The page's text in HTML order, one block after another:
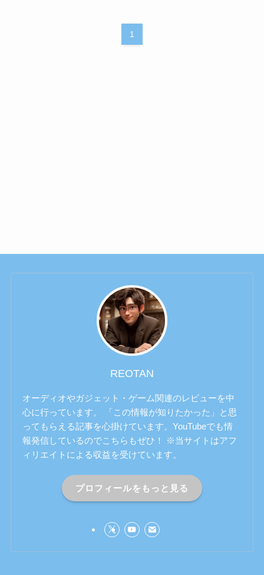
1
REOTAN
オーディオやガジェット・ゲーム関連のレビューを中
心に行っています。 「この情報が知りたかった」と思
ってもらえる記事を心掛けています。YouTubeでも情
報発信しているのでこちらもぜひ！ ※当サイトはアフ
ィリエイトによる収益を受けています。
プロフィールをもっと見る